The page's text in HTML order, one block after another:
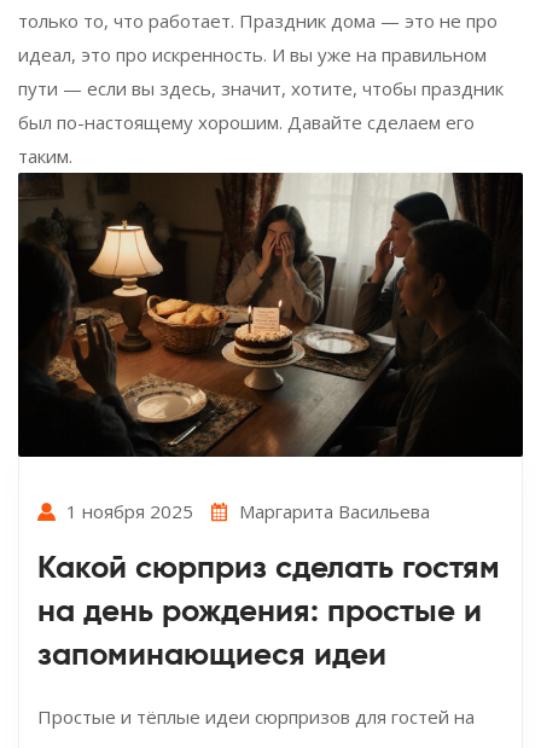
только то, что работает. Праздник дома — это не про
идеал, это про искренность. И вы уже на правильном
пути — если вы здесь, значит, хотите, чтобы праздник
был по-настоящему хорошим. Давайте сделаем его
таким.
1 ноября 2025 Маргарита Васильева
Какой сюрприз сделать гостям
на день рождения: простые и
запоминающиеся идеи
Простые и тёплые идеи сюрпризов для гостей на